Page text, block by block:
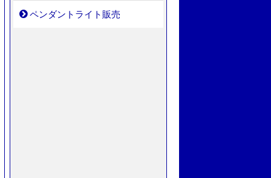
ペンダントライト販売